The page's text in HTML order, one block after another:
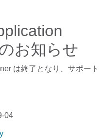
お知らせ
は終了となり、サポート
04